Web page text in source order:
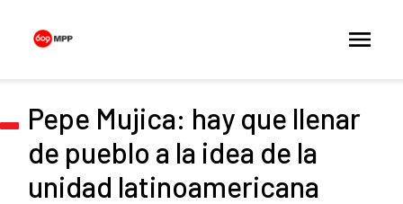
Pepe Mujica: hay que llenar
de pueblo a la idea de la
unidad latinoamericana